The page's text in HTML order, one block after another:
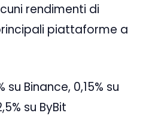
rendimenti di
piattaforme a
su Binance, 0,15% su
su ByBit